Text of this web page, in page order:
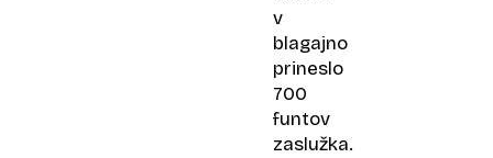
v
blagajno
prineslo
700
funtov
zaslužka.